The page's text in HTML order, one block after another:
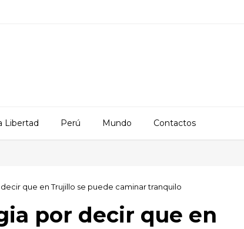
Libertad Perú Mundo Contactos
que en Trujillo se puede caminar tranquilo
por decir que en